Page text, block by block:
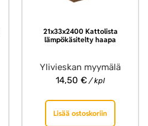
21x33x2400 Kattolista
lämpökäsitelty haapa
Ylivieskan myymälä
14,50 € / kpl
Lisää ostoskoriin